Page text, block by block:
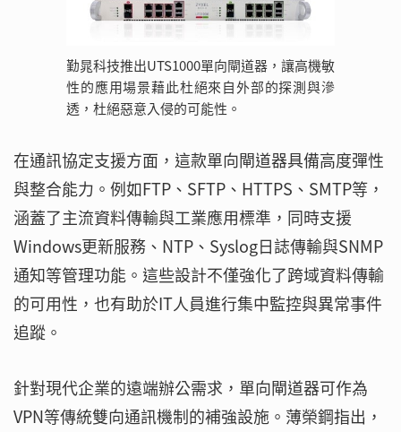
勤晁科技推出UTS1000單向閘道器，讓高機敏
性的應用場景藉此杜絕來自外部的探測與滲
透，杜絕惡意入侵的可能性。
在通訊協定支援方面，這款單向閘道器具備高度彈性
與整合能力。例如FTP、SFTP、HTTPS、SMTP等，
涵蓋了主流資料傳輸與工業應用標準，同時支援
Windows更新服務、NTP、Syslog日誌傳輸與SNMP
通知等管理功能。這些設計不僅強化了跨域資料傳輸
的可用性，也有助於IT人員進行集中監控與異常事件
追蹤。
針對現代企業的遠端辦公需求，單向閘道器可作為
VPN等傳統雙向通訊機制的補強設施。薄榮鋼指出，